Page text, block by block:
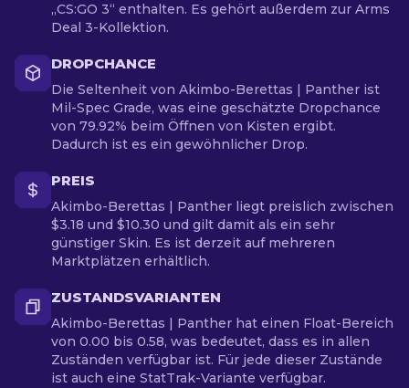
„CS:GO 3“ enthalten. Es gehört außerdem zur Arms
Deal 3-Kollektion.
DROPCHANCE
Die Seltenheit von Akimbo-Berettas | Panther ist
Mil-Spec Grade, was eine geschätzte Dropchance
von 79.92% beim Öffnen von Kisten ergibt.
Dadurch ist es ein gewöhnlicher Drop.
PREIS
Akimbo-Berettas | Panther liegt preislich zwischen
$3.18 und $10.30 und gilt damit als ein sehr
günstiger Skin. Es ist derzeit auf mehreren
Marktplätzen erhältlich.
ZUSTANDSVARIANTEN
Akimbo-Berettas | Panther hat einen Float-Bereich
von 0.00 bis 0.58, was bedeutet, dass es in allen
Zuständen verfügbar ist. Für jede dieser Zustände
ist auch eine StatTrak-Variante verfügbar.